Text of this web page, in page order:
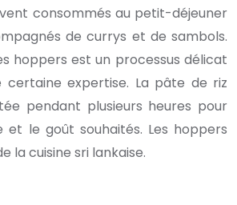
consommés au petit-déjeuner
de currys et de sambols.
hoppers est un processus délicat
certaine expertise. La pâte de riz
pendant plusieurs heures pour
le goût souhaités. Les hoppers
la cuisine sri lankaise.